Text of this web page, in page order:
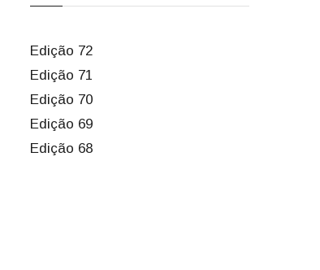
Edição 72
Edição 71
Edição 70
Edição 69
Edição 68